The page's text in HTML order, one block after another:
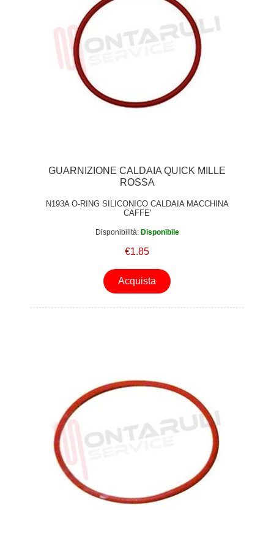
GUARNIZIONE CALDAIA QUICK MILLE
ROSSA
N193A O-RING SILICONICO CALDAIA MACCHINA
CAFFE'
Disponibilità: Disponibile
€1.85
Acquista